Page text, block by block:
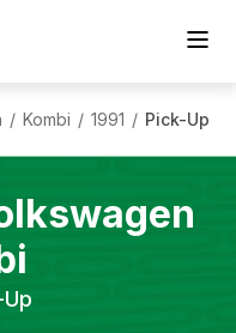
/ Kombi / 1991 / Pick-Up